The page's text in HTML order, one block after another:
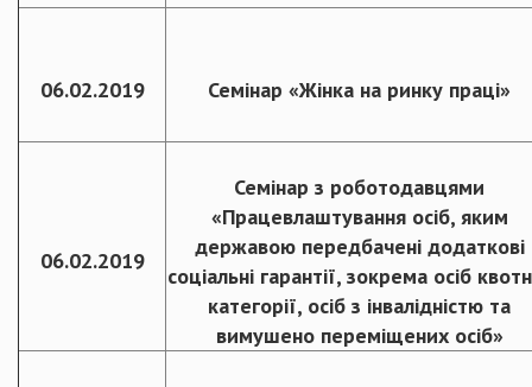
06.02.2019 Семінар «Жінка на ринку праці»
06.02.2019
Семінар з роботодавцями
«Працевлаштування осіб, яким
державою передбачені додаткові
соціальні гарантії, зокрема осіб
категорії, осіб з інвалідністю та
вимушено переміщених осіб»